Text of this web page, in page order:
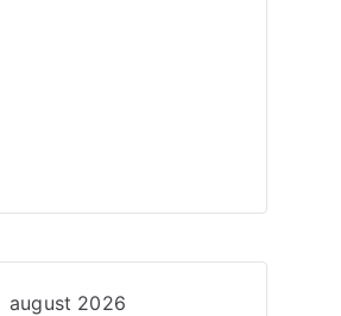
august 2026